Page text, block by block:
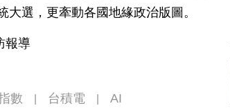
選，更牽動各國地緣政治版圖。
報導
數 台積電 AI